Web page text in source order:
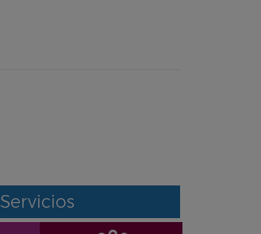
Servicios